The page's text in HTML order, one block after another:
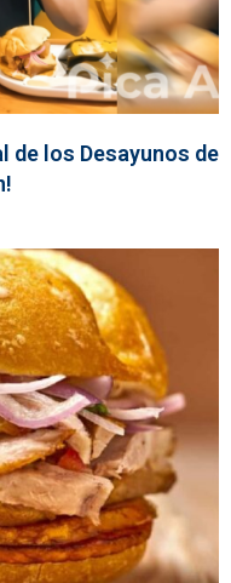
de los Desayunos de